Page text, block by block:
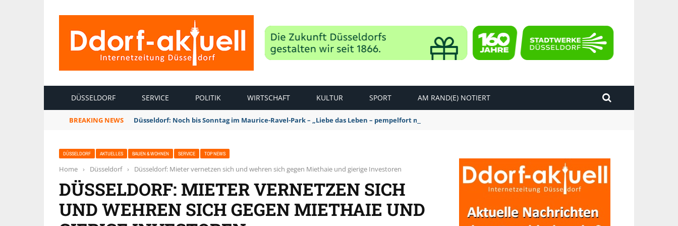
DÜSSELDORF SERVICE POLITIK WIRTSCHAFT KULTUR SPORT AM RAND(E) NOTIERT
BREAKING NEWS Düsseldorf: Noch bis Sonntag im Maurice-Ravel-Park – „Liebe das Leben – pempelfort music weekend“
DÜSSELDORF AKTUELLES BAUEN & WOHNEN SERVICE TOP NEWS
Home › Düsseldorf › Düsseldorf: Mieter vernetzen sich und wehren sich gegen Miethaie und gierige Investoren
DÜSSELDORF: MIETER VERNETZEN SICH
UND WEHREN SICH GEGEN MIETHAIE UND